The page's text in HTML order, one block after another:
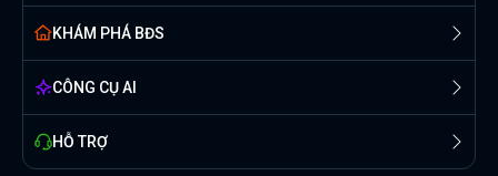
KHÁM PHÁ BĐS
CÔNG CỤ AI
HỖ TRỢ